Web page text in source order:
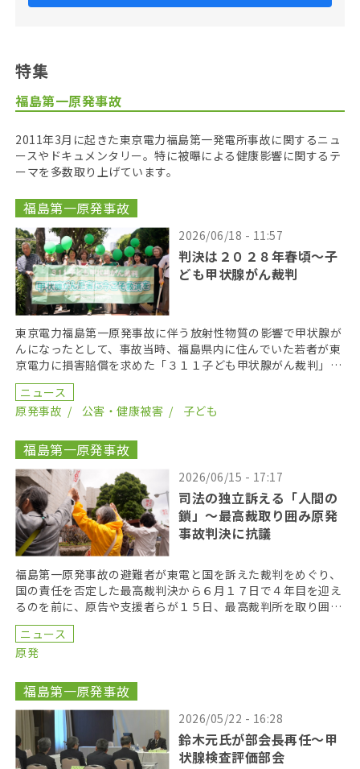
特集
福島第一原発事故
2011年3月に起きた東京電力福島第一発電所事故に関するニュ
ースやドキュメンタリー。特に被曝による健康影響に関するテ
ーマを多数取り上げています。
福島第一原発事故
2026/06/18 - 11:57
判決は２０２８年春頃〜子
ども甲状腺がん裁判
東京電力福島第一原発事故に伴う放射性物質の影響で甲状腺が
んになったとして、事故当時、福島県内に住んでいた若者が東
京電力に損害賠償を求めた「３１１子ども甲状腺がん裁判」の
第１８回口頭弁論が２０２６年６月１７日に開かれた。裁 […]
ニュース
原発事故
公害・健康被害 子ども
福島第一原発事故
2026/06/15 - 17:17
司法の独立訴える「人間の
鎖」〜最高裁取り囲み原発
事故判決に抗議
福島第一原発事故の避難者が東電と国を訴えた裁判をめぐり、
国の責任を否定した最高裁判決から６月１７日で４年目を迎え
るのを前に、原告や支援者らが１５日、最高裁判所を取り囲む
「人間の鎖」を行い、司法の独立を訴えた。 呼びかけた […]
ニュース
原発
福島第一原発事故
2026/05/22 - 16:28
鈴木元氏が部会長再任〜甲
状腺検査評価部会